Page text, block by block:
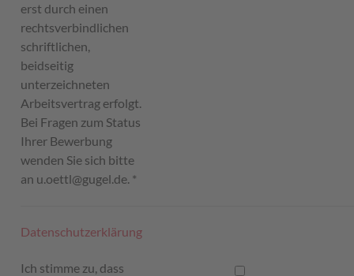
erst durch einen
rechtsverbindlichen
schriftlichen,
beidseitig
unterzeichneten
Arbeitsvertrag erfolgt.
Bei Fragen zum Status
Ihrer Bewerbung
wenden Sie sich bitte
an u.oettl@gugel.de. *
Datenschutzerklärung
Ich stimme zu, dass